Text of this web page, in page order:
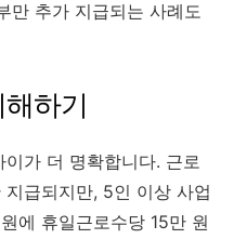
만 추가 지급되는 사례도
하기
가 더 명확합니다. 근로
급되지만, 5인 이상 사업
에 휴일근로수당 15만 원